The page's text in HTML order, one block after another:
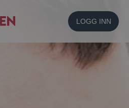
LOGG INN